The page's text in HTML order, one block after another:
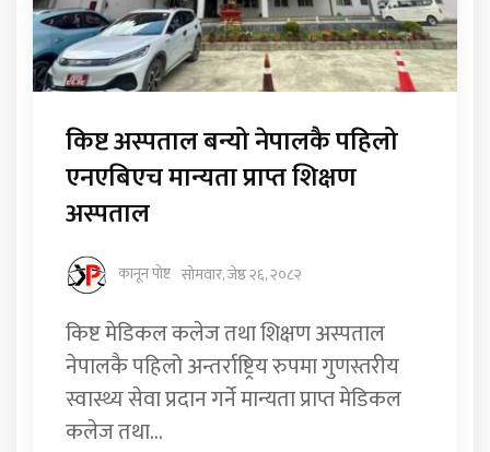
किष्ट अस्पताल बन्यो नेपालकै पहिलो
एनएबिएच मान्यता प्राप्त शिक्षण
अस्पताल
कानून पोष्ट सोमवार, जेष्ठ २६, २०८२
किष्ट मेडिकल कलेज तथा शिक्षण अस्पताल
नेपालकै पहिलो अन्तर्राष्ट्रिय रुपमा गुणस्तरीय
स्वास्थ्य सेवा प्रदान गर्ने मान्यता प्राप्त मेडिकल
कलेज तथा...